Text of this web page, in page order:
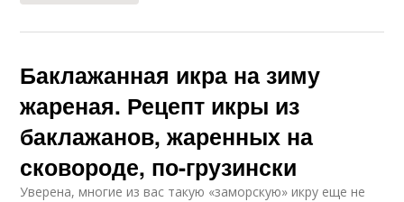
Баклажанная икра на зиму
жареная. Рецепт икры из
баклажанов, жаренных на
сковороде, по-грузински
Уверена, многие из вас такую «заморскую» икру еще не